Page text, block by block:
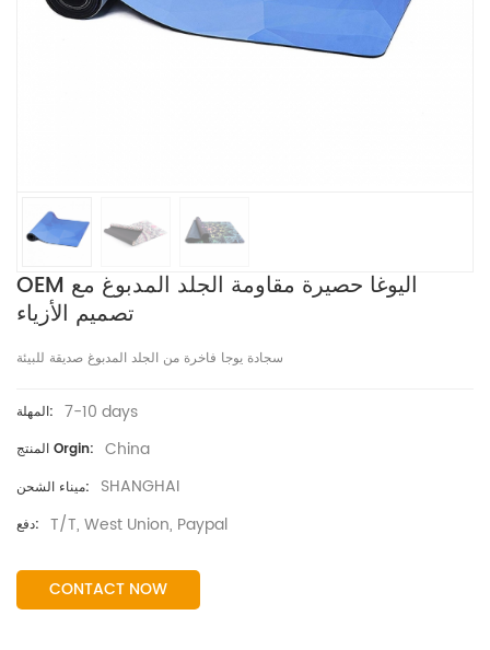
OEM اليوغا حصيرة مقاومة الجلد المدبوغ مع
تصميم الأزياء
سجادة يوجا فاخرة من الجلد المدبوغ صديقة للبيئة
المهلة: 7-10 days
المنتج Orgin: China
ميناء الشحن: SHANGHAI
دفع: T/T, West Union, Paypal
CONTACT NOW